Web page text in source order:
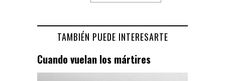
TAMBIÉN PUEDE INTERESARTE
Cuando vuelan los mártires